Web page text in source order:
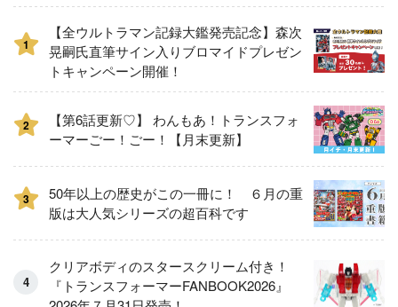
1
【全ウルトラマン記録大鑑発売記念】森次
晃嗣氏直筆サイン入りブロマイドプレゼン
トキャンペーン開催！
2
【第6話更新♡】 わんもあ！トランスフォ
ーマーごー！ごー！【月末更新】
3
50年以上の歴史がこの一冊に！ ６月の重
版は大人気シリーズの超百科です
クリアボディのスタースクリーム付き！
『トランスフォーマーFANBOOK2026』